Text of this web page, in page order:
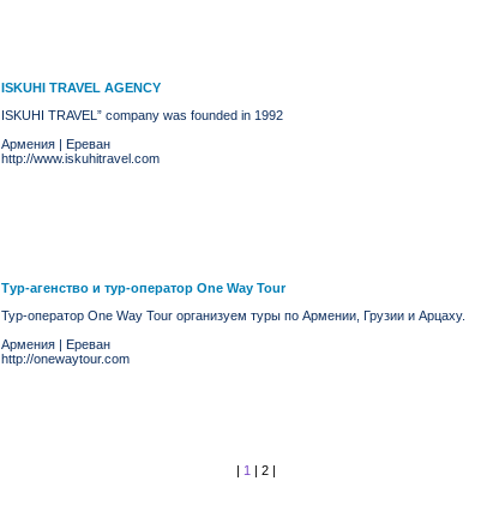
ISKUHI TRAVEL AGENCY
ISKUHI TRAVEL” company was founded in 1992
Армения | Ереван
http://www.iskuhitravel.com
Тур-агенство и тур-оператор One Way Tour
Тур-оператор One Way Tour организуем туры по Армении, Грузии и Арцаху.
Армения | Ереван
http://onewaytour.com
| 1 | 2 |